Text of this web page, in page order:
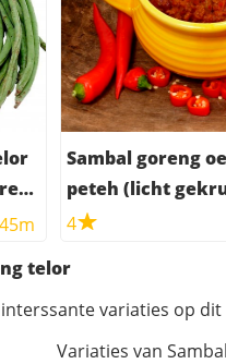
45m
Sambal goreng
peteh (licht
garnalen met
4
telor
variaties op
Variaties van